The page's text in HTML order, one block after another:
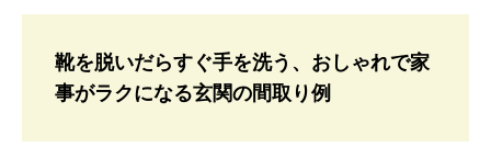
靴を脱いだらすぐ手を洗う、おしゃれで家
事がラクになる玄関の間取り例